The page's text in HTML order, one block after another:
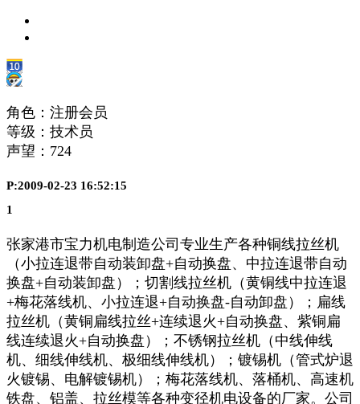
角色：注册会员
等级：技术员
声望： 724
P:2009-02-23 16:52:15
1
张家港市宝力机电制造公司专业生产各种铜线拉丝机
（小拉连退带自动装卸盘+自动换盘、中拉连退带自动
换盘+自动装卸盘）；切割线拉丝机（黄铜线中拉连退
+梅花落线机、小拉连退+自动换盘-自动卸盘）；扁线
拉丝机（黄铜扁线拉丝+连续退火+自动换盘、紫铜扁
线连续退火+自动换盘）；不锈钢拉丝机（中线伸线
机、细线伸线机、极细线伸线机）；镀锡机（管式炉退
火镀锡、电解镀锡机）；梅花落线机、落桶机、高速机
铁盘、铝盖、拉丝模等各种变径机电设备的厂家。公司